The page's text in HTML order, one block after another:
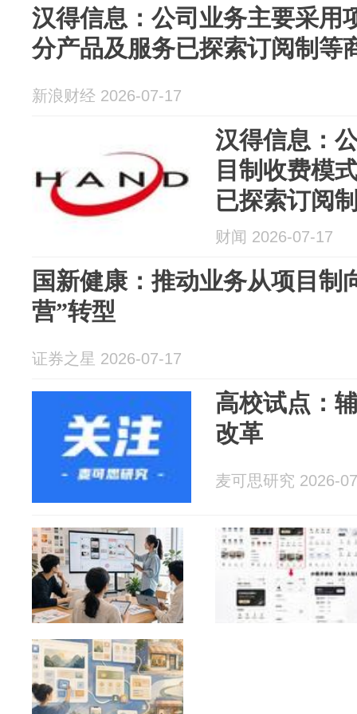
汉得信息：公司业务主要采用
分产品及服务已探索订阅制等
新浪财经 2026-07-17
汉得信息：
目制收费模
已探索订阅
财闻 2026-07-17
国新健康：推动业务从项目制
营”转型
证券之星 2026-07-17
高校试点：
改革
麦可思研究 2026-